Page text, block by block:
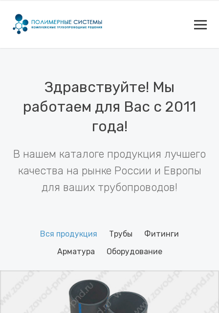
Здравствуйте! Мы
работаем для Вас с 2011
года!
В нашем каталоге продукция лучшего
качества на рынке России и Европы
для ваших трубопроводов!
Вся продукция Трубы
Фитинги
Арматура
Оборудование